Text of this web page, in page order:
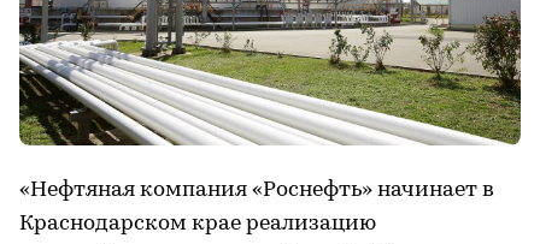
«Нефтяная компания «Роснефть» начинает в
Краснодарском крае реализацию